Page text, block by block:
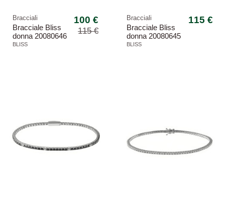
Bracciali
Bracciale Bliss
donna 20080646
Mywords
BLISS
100 €
115 €
Bracciali
Bracciale Bliss
donna 20080645
Mywords
BLISS
115 €